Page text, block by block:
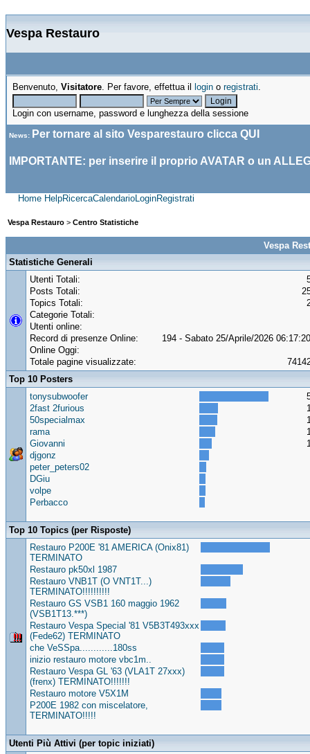
Vespa Restauro
Benvenuto, Visitatore. Per favore, effettua il login o registrati.
Login con username, password e lunghezza della sessione
News: Per tornare al sito Vesparestauro clicca QUI
IMPORTANTE: per inserire il proprio AVATAR o un
Home HelpRicercaCalendarioLoginRegistrati
Vespa Restauro > Centro Statistiche
Vespa
Statistiche Generali
Utenti Totali:
Posts Totali:
Topics Totali:
Categorie Totali:
Utenti online:
Record di presenze Online:
194 - Sabato 25/Aprile/2026
Online Oggi:
Totale pagine visualizzate:
Top 10 Posters
tonysubwoofer
2fast 2furious
50specialmax
rama
Giovanni
djgonz
peter_peters02
DGiu
volpe
Perbacco
Top 10 Topics (per Risposte)
Restauro P200E '81 AMERICA (Onix81)
TERMINATO
Restauro pk50xl 1987
Restauro VNB1T (O VNT1T...)
TERMINATO!!!!!!!!!!
Restauro GS VSB1 160 maggio 1962
(VSB1T13.***)
Restauro Vespa Special '81 V5B3T493xxx
(Fede62) TERMINATO
che VeSSpa............180ss
inizio restauro motore vbc1m..
Restauro Vespa GL '63 (VLA1T 27xxx)
(frenx) TERMINATO!!!!!!!
Restauro motore V5X1M
P200E 1982 con miscelatore,
TERMINATO!!!!!
Utenti Più Attivi (per topic iniziati)